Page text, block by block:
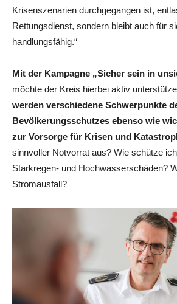
Krisenszenarien durchgegangen ist,
Rettungsdienst, sondern bleibt auch für
handlungsfähig.“
Mit der Kampagne „Sicher sein in
möchte der Kreis hierbei aktiv
werden verschiedene Schwerpunkte
Bevölkerungsschutzes ebenso wie
zur Vorsorge für Krisen und
sinnvoller Notvorrat aus? Wie schütze
Starkregen- und Hochwasserschäden?
Stromausfall?